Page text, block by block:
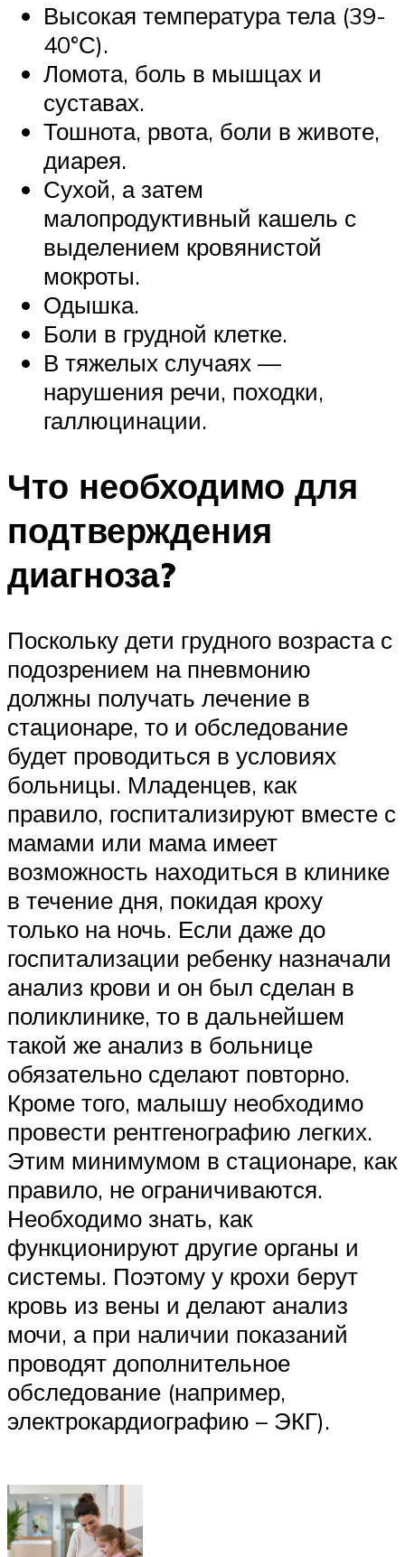
Высокая температура тела (39-
40°С).
Ломота, боль в мышцах и
суставах.
Тошнота, рвота, боли в животе,
диарея.
Сухой, а затем
малопродуктивный кашель с
выделением кровянистой
мокроты.
Одышка.
Боли в грудной клетке.
В тяжелых случаях —
нарушения речи, походки,
галлюцинации.
Что необходимо для
подтверждения
диагноза?
Поскольку дети грудного возраста с
подозрением на пневмонию
должны получать лечение в
стационаре, то и обследование
будет проводиться в условиях
больницы. Младенцев, как
правило, госпитализируют вместе с
мамами или мама имеет
возможность находиться в клинике
в течение дня, покидая кроху
только на ночь. Если даже до
госпитализации ребенку назначали
анализ крови и он был сделан в
поликлинике, то в дальнейшем
такой же анализ в больнице
обязательно сделают повторно.
Кроме того, малышу необходимо
провести рентгенографию легких.
Этим минимумом в стационаре, как
правило, не ограничиваются.
Необходимо знать, как
функционируют другие органы и
системы. Поэтому у крохи берут
кровь из вены и делают анализ
мочи, а при наличии показаний
проводят дополнительное
обследование (например,
электрокардиографию – ЭКГ).